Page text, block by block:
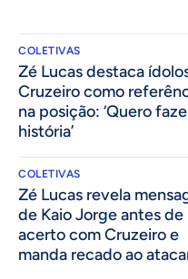
COLETIVAS
Zé Lucas destaca
Cruzeiro como
na posição: ‘Quero
história’
COLETIVAS
Zé Lucas revela
de Kaio Jorge antes de
acerto com Cruzeiro e
manda recado ao